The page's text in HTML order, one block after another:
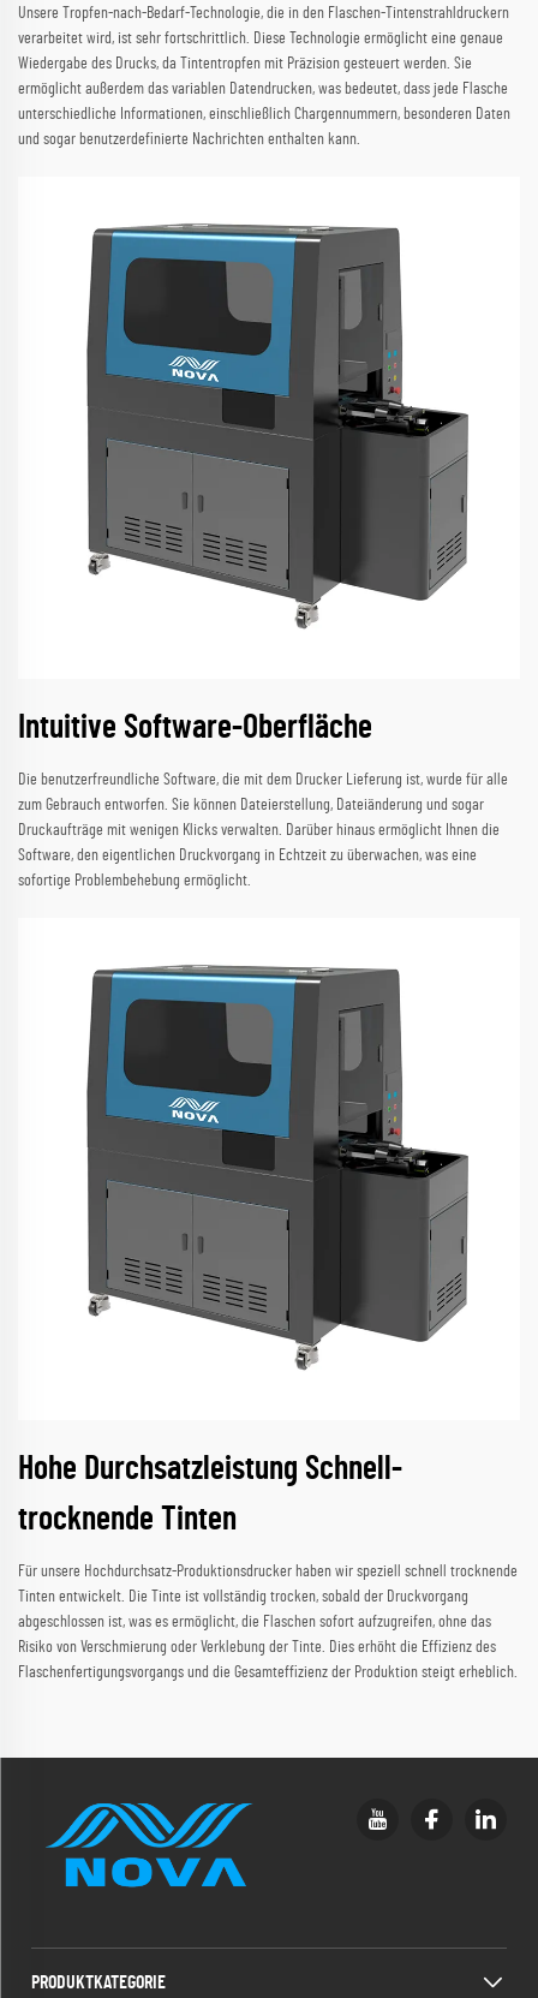
Unsere Tropfen-nach-Bedarf-Technologie, die in den Flaschen-Tintenstrahldruckern
verarbeitet wird, ist sehr fortschrittlich. Diese Technologie ermöglicht eine genaue
Wiedergabe des Drucks, da Tintentropfen mit Präzision gesteuert werden. Sie
ermöglicht außerdem das variablen Datendrucken, was bedeutet, dass jede Flasche
unterschiedliche Informationen, einschließlich Chargennummern, besonderen Daten
und sogar benutzerdefinierte Nachrichten enthalten kann.
Intuitive Software-Oberfläche
Die benutzerfreundliche Software, die mit dem Drucker Lieferung ist, wurde für alle
zum Gebrauch entworfen. Sie können Dateierstellung, Dateiänderung und sogar
Druckaufträge mit wenigen Klicks verwalten. Darüber hinaus ermöglicht Ihnen die
Software, den eigentlichen Druckvorgang in Echtzeit zu überwachen, was eine
sofortige Problembehebung ermöglicht.
Hohe Durchsatzleistung Schnell-
trocknende Tinten
Für unsere Hochdurchsatz-Produktionsdrucker haben wir speziell schnell trocknende
Tinten entwickelt. Die Tinte ist vollständig trocken, sobald der Druckvorgang
abgeschlossen ist, was es ermöglicht, die Flaschen sofort aufzugreifen, ohne das
Risiko von Verschmierung oder Verklebung der Tinte. Dies erhöht die Effizienz des
Flaschenfertigungsvorgangs und die Gesamteffizienz der Produktion steigt erheblich.
PRODUKTKATEGORIE